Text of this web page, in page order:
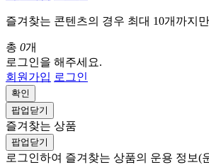
즐겨찾는 콘텐츠의 경우 최대 10개까지
총 0개
로그인을 해주세요.
회원가입 로그인
확인
팝업닫기
즐겨찾는 상품
팝업닫기
로그인하여 즐겨찾는 상품의 운용 정보(